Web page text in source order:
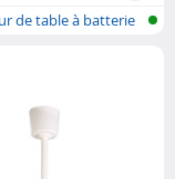
de table à batterie